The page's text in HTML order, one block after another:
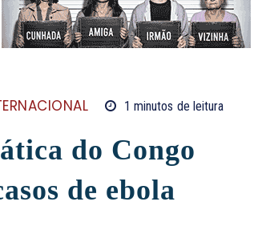
1 minutos de leitura
do Congo
de ebola